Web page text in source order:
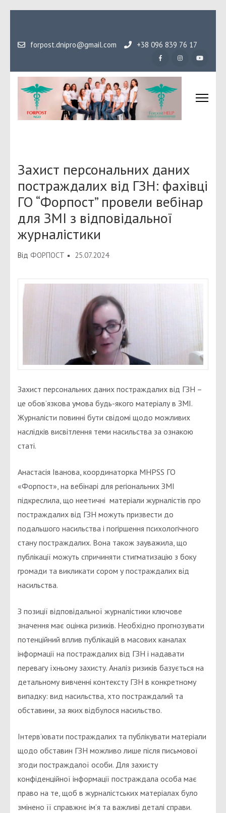
вмісту
Enter)
forpost.dnipro@gmail.com +38 096 839 76 17
Захист персональних даних
постраждалих від ГЗН: фахівці
ГО “Форпост” провели вебінар
для ЗМІ з відповідальної
журналістики
Від ФОРПОСТ 25.07.2024
Захист персональних даних постраждалих від ГЗН –
це обов’язкова умова будь-якого матеріалу в ЗМІ.
Журналісти повинні бути свідомі щодо можливих
наслідків висвітлення теми насильства за ознакою
статі.
Анастасія Іванова, координаторка MHPSS ГО
«Форпост», на вебінарі для регіональних ЗМІ
підкреслила, що неетичні матеріали журналістів про
постраждалих від ГЗН можуть призвести до
подальшого насильства і погіршення психологічного
стану постраждалих. Вона також зауважила, що
публікації можуть спричиняти стигматизацію з боку
громади та викликати сором у постраждалих від
насильства.
З позиції відповідальної журналістики ключове
значення має оцінка ризиків. Необхідно прогнозувати
потенційний вплив публікацій в масових каналах
інформації на постраждалих від ГЗН і надавати
перевагу їхньому захисту. Аналіз ризиків базується на
детальному вивченні контексту ГЗН в конкретному
випадку: вид насильства, хто постраждалий та
обставини, за яких відбулося насильство.
Інтерв’ювати постраждалих та публікувати матеріали
щодо обставин ГЗН можливо лише після письмової
згоди постраждалої особи. Для захисту
конфіденційної інформації постраждала особа має
право на те, щоб в журналістських матеріалах було
змінено її справжнє ім’я та важливі деталі справи.